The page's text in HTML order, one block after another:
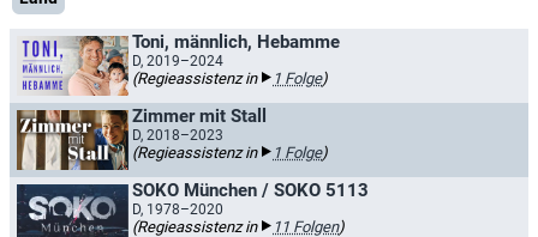
Toni, männlich, Hebamme
D, 2019–2024
(Regieassistenz in 1 Folge)
Zimmer mit Stall
D, 2018–2023
(Regieassistenz in 1 Folge)
SOKO München / SOKO 5113
D, 1978–2020
(Regieassistenz in 11 Folgen)